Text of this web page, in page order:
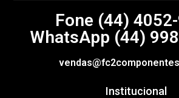
Fone (44)
WhatsApp (44)
Institucional